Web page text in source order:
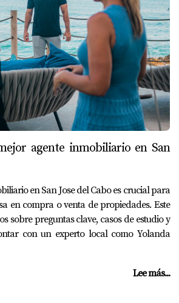
agente inmobiliario en San
en San Jose del Cabo es crucial para
en compra o venta de propiedades. Este
sobre preguntas clave, casos de estudio y
con un experto local como Yolanda
Lee más...